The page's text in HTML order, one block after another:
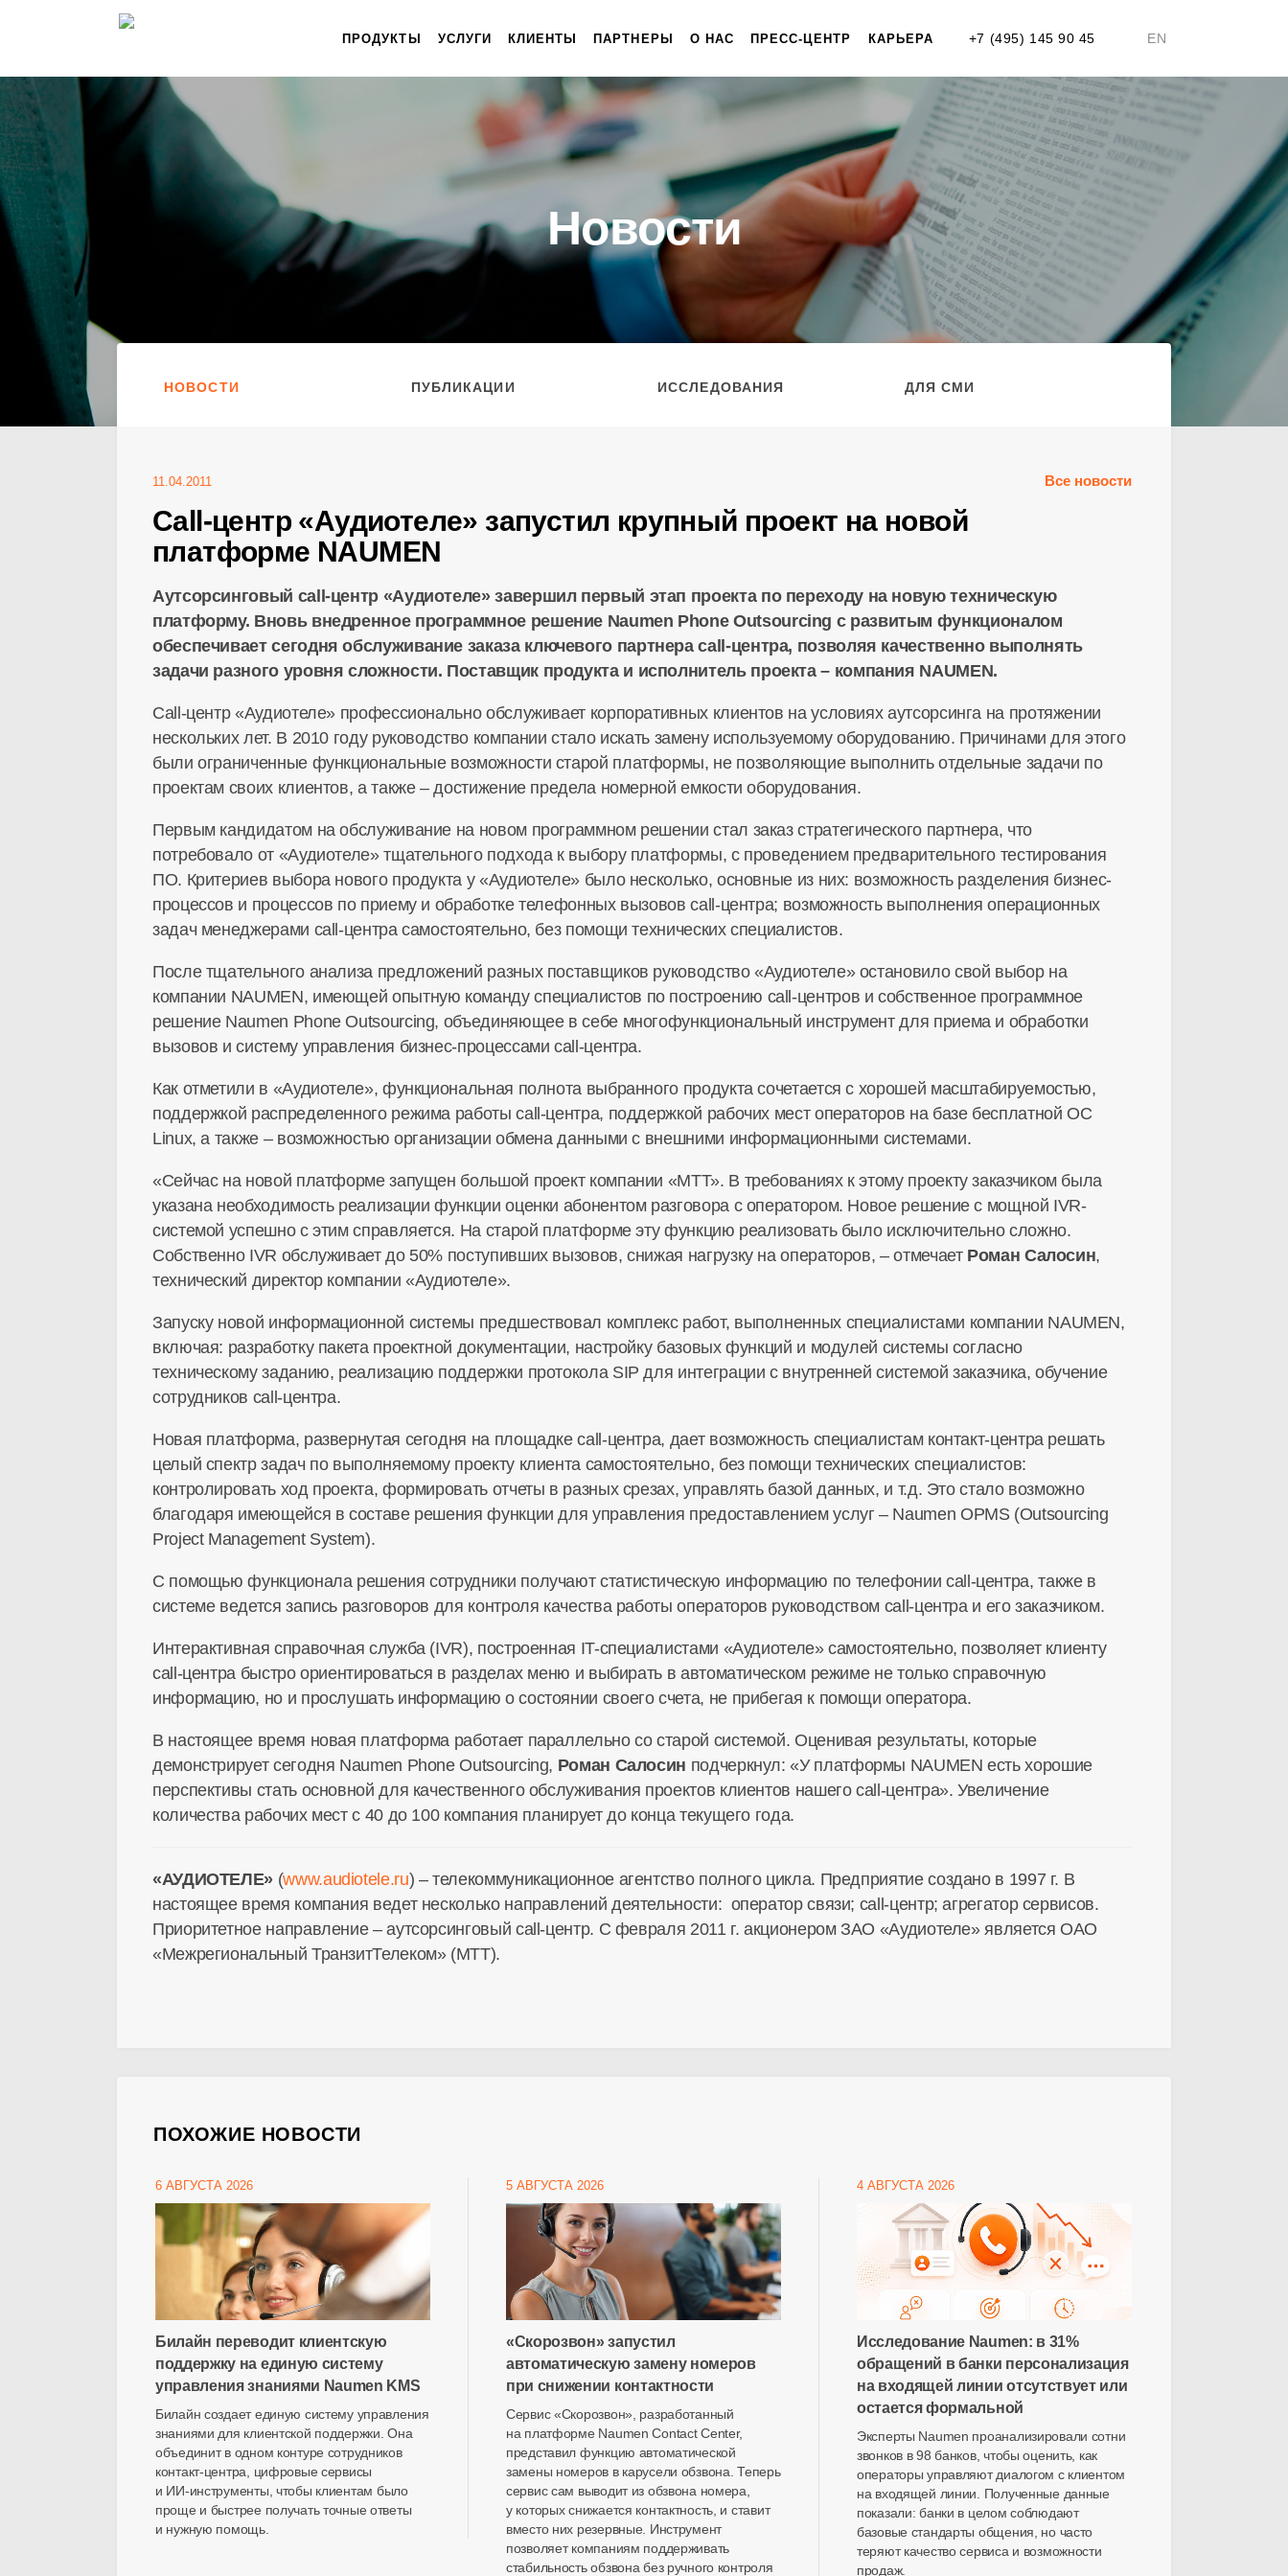
+7 (495) 145 90 45 EN
ПРОДУКТЫ УСЛУГИ КЛИЕНТЫ ПАРТНЕРЫ О НАС ПРЕСС-ЦЕНТР КАРЬЕРА
Новости
НОВОСТИ ПУБЛИКАЦИИ ИССЛЕДОВАНИЯ ДЛЯ СМИ
Все новости
11.04.2011
Сall-центр «Аудиотеле» запустил крупный проект на новой
платформе NAUMEN
Аутсорсинговый call-центр «Аудиотеле» завершил первый этап проекта по переходу на новую техническую
платформу. Вновь внедренное программное решение Naumen Phone Outsourcing с развитым функционалом
обеспечивает сегодня обслуживание заказа ключевого партнера call-центра, позволяя качественно выполнять
задачи разного уровня сложности. Поставщик продукта и исполнитель проекта – компания NAUMEN.
Call-центр «Аудиотеле» профессионально обслуживает корпоративных клиентов на условиях аутсорсинга на протяжении
нескольких лет. В 2010 году руководство компании стало искать замену используемому оборудованию. Причинами для этого
были ограниченные функциональные возможности старой платформы, не позволяющие выполнить отдельные задачи по
проектам своих клиентов, а также – достижение предела номерной емкости оборудования.
Первым кандидатом на обслуживание на новом программном решении стал заказ стратегического партнера, что
потребовало от «Аудиотеле» тщательного подхода к выбору платформы, с проведением предварительного тестирования
ПО. Критериев выбора нового продукта у «Аудиотеле» было несколько, основные из них: возможность разделения бизнес-
процессов и процессов по приему и обработке телефонных вызовов call-центра; возможность выполнения операционных
задач менеджерами call-центра самостоятельно, без помощи технических специалистов.
После тщательного анализа предложений разных поставщиков руководство «Аудиотеле» остановило свой выбор на
компании NAUMEN, имеющей опытную команду специалистов по построению call-центров и собственное программное
решение Naumen Phone Outsourcing, объединяющее в себе многофункциональный инструмент для приема и обработки
вызовов и систему управления бизнес-процессами call-центра.
Как отметили в «Аудиотеле», функциональная полнота выбранного продукта сочетается с хорошей масштабируемостью,
поддержкой распределенного режима работы call-центра, поддержкой рабочих мест операторов на базе бесплатной ОС
Linux, а также – возможностью организации обмена данными с внешними информационными системами.
«Сейчас на новой платформе запущен большой проект компании «МТТ». В требованиях к этому проекту заказчиком была
указана необходимость реализации функции оценки абонентом разговора с оператором. Новое решение с мощной IVR-
системой успешно с этим справляется. На старой платформе эту функцию реализовать было исключительно сложно.
Собственно IVR обслуживает до 50% поступивших вызовов, снижая нагрузку на операторов, – отмечает Роман Салосин,
технический директор компании «Аудиотеле».
Запуску новой информационной системы предшествовал комплекс работ, выполненных специалистами компании NAUMEN,
включая: разработку пакета проектной документации, настройку базовых функций и модулей системы согласно
техническому заданию, реализацию поддержки протокола SIP для интеграции с внутренней системой заказчика, обучение
сотрудников call-центра.
Новая платформа, развернутая сегодня на площадке call-центра, дает возможность специалистам контакт-центра решать
целый спектр задач по выполняемому проекту клиента самостоятельно, без помощи технических специалистов:
контролировать ход проекта, формировать отчеты в разных срезах, управлять базой данных, и т.д. Это стало возможно
благодаря имеющейся в составе решения функции для управления предоставлением услуг – Naumen OPMS (Outsourcing
Project Management System).
С помощью функционала решения сотрудники получают статистическую информацию по телефонии call-центра, также в
системе ведется запись разговоров для контроля качества работы операторов руководством call-центра и его заказчиком.
Интерактивная справочная служба (IVR), построенная IT-специалистами «Аудиотеле» самостоятельно, позволяет клиенту
call-центра быстро ориентироваться в разделах меню и выбирать в автоматическом режиме не только справочную
информацию, но и прослушать информацию о состоянии своего счета, не прибегая к помощи оператора.
В настоящее время новая платформа работает параллельно со старой системой. Оценивая результаты, которые
демонстрирует сегодня Naumen Phone Outsourcing, Роман Салосин подчеркнул: «У платформы NAUMEN есть хорошие
перспективы стать основной для качественного обслуживания проектов клиентов нашего call-центра». Увеличение
количества рабочих мест с 40 до 100 компания планирует до конца текущего года.
«АУДИОТЕЛЕ» (www.audiotele.ru) – телекоммуникационное агентство полного цикла. Предприятие создано в 1997 г. В
настоящее время компания ведет несколько направлений деятельности: оператор связи; call-центр; агрегатор сервисов.
Приоритетное направление – аутсорсинговый сall-центр. С февраля 2011 г. акционером ЗАО «Аудиотеле» является ОАО
«Межрегиональный ТранзитТелеком» (МТТ).
ПОХОЖИЕ НОВОСТИ
6 АВГУСТА 2026
Билайн переводит клиентскую
поддержку на единую систему
управления знаниями Naumen KMS
Билайн создает единую систему управления
знаниями для клиентской поддержки. Она
объединит в одном контуре сотрудников
контакт-центра , цифровые сервисы
и ИИ-инструменты , чтобы клиентам было
проще и быстрее получать точные ответы
и нужную помощь.
5 АВГУСТА 2026
«Скорозвон» запустил
автоматическую замену номеров
при снижении контактности
Сервис «Скорозвон», разработанный
на платформе Naumen Contact Center,
представил функцию автоматической
замены номеров в карусели обзвона. Теперь
сервис сам выводит из обзвона номера,
у которых снижается контактность, и ставит
вместо них резервные. Инструмент
позволяет компаниям поддерживать
стабильность обзвона без ручного контроля
4 АВГУСТА 2026
Исследование Naumen: в 31%
обращений в банки персонализация
на входящей линии отсутствует или
остается формальной
Эксперты Naumen проанализировали сотни
звонков в 98 банков, чтобы оценить, как
операторы управляют диалогом с клиентом
на входящей линии. Полученные данные
показали: банки в целом соблюдают
базовые стандарты общения, но часто
теряют качество сервиса и возможности
продаж.